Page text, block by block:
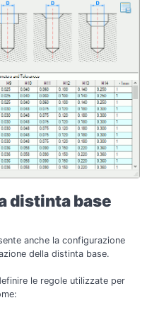
distinta base
anche la configurazione
della distinta base.
le regole utilizzate per